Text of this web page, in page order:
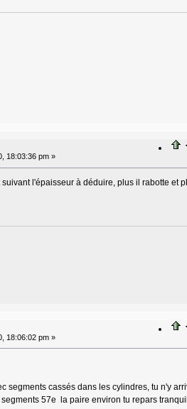
18:03:36 pm »
l'épaisseur à déduire, plus il rabotte et
18:06:02 pm »
segments cassés dans les cylindres, tu n'y
57e la paire environ tu repars